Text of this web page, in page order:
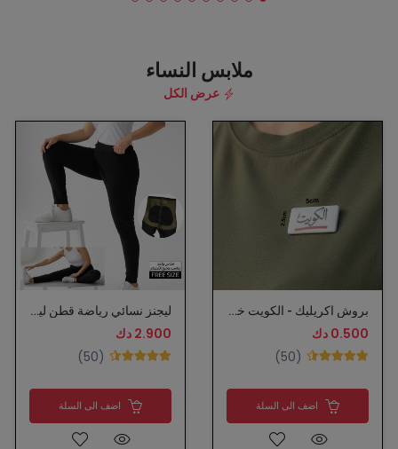
ملابس النساء
عرض الكل
بروش اكريليك - الكويت خط احمر
0.500 دك
(50)
اضف الى السلة
ليجنز نسائي رياضة قطن ليجرا
2.900 دك
(50)
اضف الى السلة